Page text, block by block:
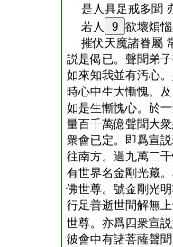
是人具足戒多聞
若人
9 欲壞煩
摧伏天魔諸眷屬
説是偈已。聲聞弟
如來知我並有汚心
時心中生大慚愧。
如是生慚愧心。於
量百千萬億聲聞大
衆會已定。即爲宣
往南方。過九萬二
有世界名金剛光藏
佛世尊。號金剛光
行足善逝世間解無
世尊。亦爲四衆宣
彼會中有諸菩薩聲